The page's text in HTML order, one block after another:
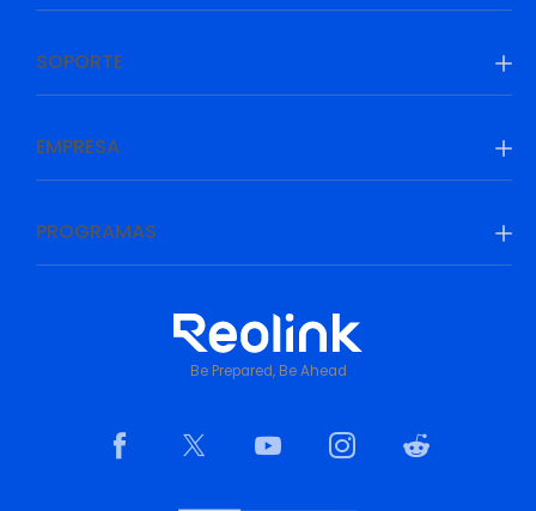
SOPORTE
EMPRESA
PROGRAMAS
Be Prepared, Be Ahead